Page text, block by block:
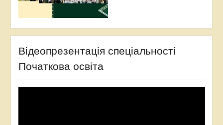
Відеопрезентація спеціальності
Початкова освіта